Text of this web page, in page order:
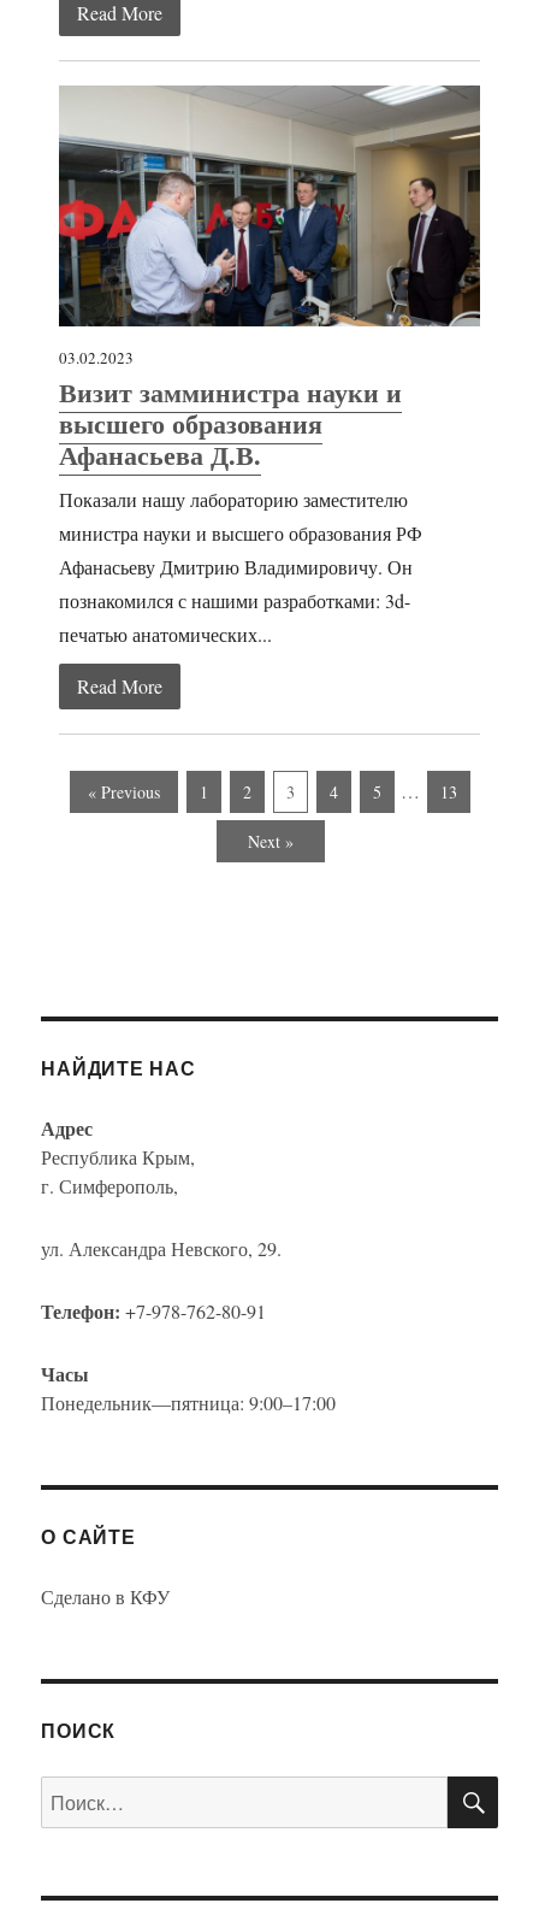
Read More
03.02.2023
Визит замминистра науки и
высшего образования
Афанасьева Д.В.
Показали нашу лабораторию заместителю
министра науки и высшего образования РФ
Афанасьеву Дмитрию Владимировичу. Он
познакомился с нашими разработками: 3d-
печатью анатомических...
Read More
« Previous 1 2 3 4 5 … 13
Next »
НАЙДИТЕ НАС
Адрес
Республика Крым,
г. Симферополь,
ул. Александра Невского, 29.
Телефон: +7-978-762-80-91
Часы
Понедельник—пятница: 9:00–17:00
О САЙТЕ
Сделано в КФУ
ПОИСК
Искать: